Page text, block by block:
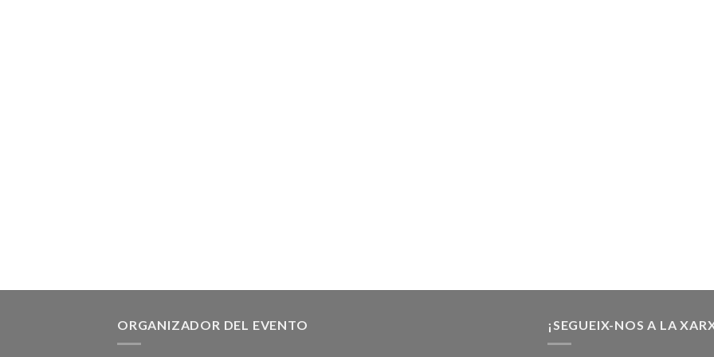
ORGANIZADOR DEL EVENTO ¡SEGUEIX-NOS A LA